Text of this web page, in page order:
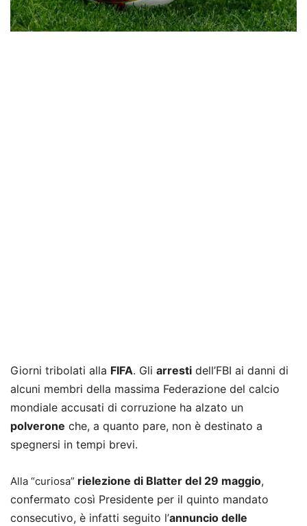
Giorni tribolati alla FIFA. Gli arresti dell’FBI ai danni di
alcuni membri della massima Federazione del calcio
mondiale accusati di corruzione ha alzato un
polverone che, a quanto pare, non è destinato a
spegnersi in tempi brevi.
Alla “curiosa” rielezione di Blatter del 29 maggio,
confermato così Presidente per il quinto mandato
consecutivo, è infatti seguito l’annuncio delle